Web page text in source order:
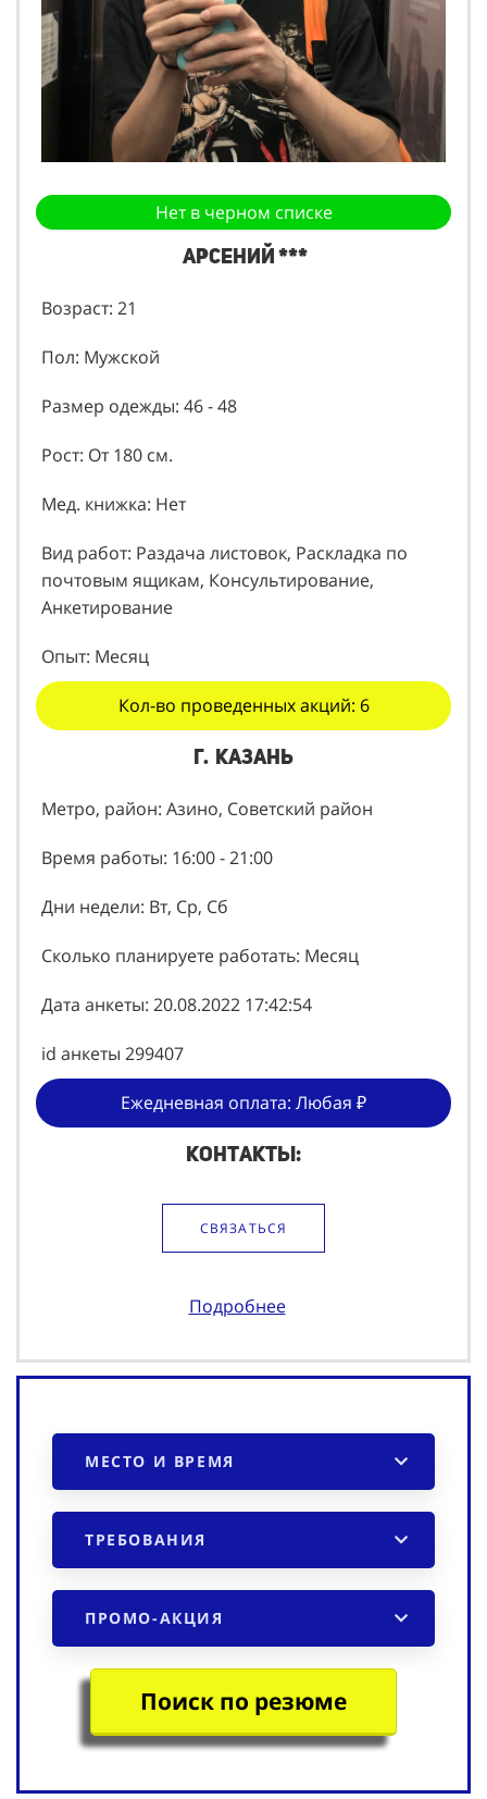
Нет в черном списке
Арсений ***
Возраст: 21
Пол: Мужской
Размер одежды: 46 - 48
Рост: От 180 см.
Мед. книжка: Нет
Вид работ: Раздача листовок, Раскладка по
почтовым ящикам, Консультирование,
Анкетирование
Опыт: Месяц
Кол-во проведенных акций: 6
г. Казань
Метро, район: Азино, Советский район
Время работы: 16:00 - 21:00
Дни недели: Вт, Ср, Сб
Сколько планируете работать: Месяц
Дата анкеты: 20.08.2022 17:42:54
id анкеты 299407
Ежедневная оплата: Любая ₽
Контакты:
СВЯЗАТЬСЯ
Подробнее
МЕСТО И ВРЕМЯ
ТРЕБОВАНИЯ
ПРОМО-АКЦИЯ
Поиск по резюме